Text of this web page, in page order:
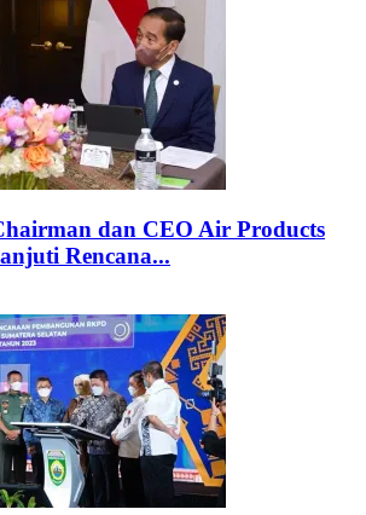
dan CEO Air Products
Rencana...